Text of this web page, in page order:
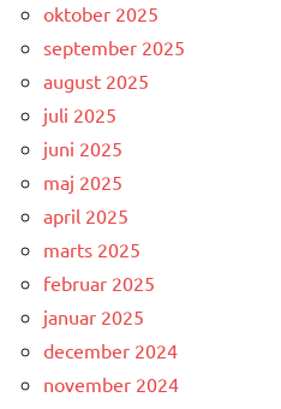
oktober 2025
september 2025
august 2025
juli 2025
juni 2025
maj 2025
april 2025
marts 2025
februar 2025
januar 2025
december 2024
november 2024